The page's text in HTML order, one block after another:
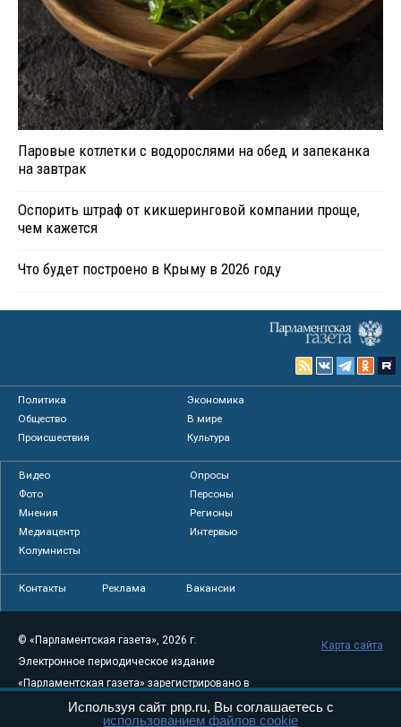
Паровые котлетки с водорослями на обед и запеканка
на завтрак
Оспорить штраф от кикшеринговой компании проще,
чем кажется
Что будет построено в Крыму в 2026 году
Политика
Экономика
Общество
В мире
Происшествия
Культура
Видео
Опросы
Фото
Персоны
Мнения
Регионы
Медиацентр
Интервью
Колумнисты
Контакты Реклама Вакансии
© «Парламентская газета», 2026 г.
Электронное периодическое издание
«Парламентская газета» зарегистрировано в
Федеральной службе по надзору в сфере
Карта сайта
Используя сайт pnp.ru, Вы соглашаетесь с
использованием файлов cookie